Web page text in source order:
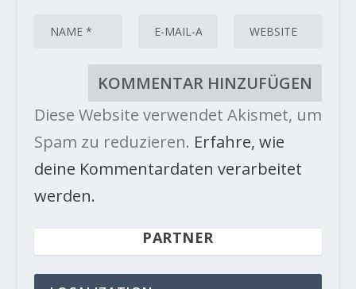
Diese Website verwendet Akismet, um
Spam zu reduzieren. Erfahre, wie
deine Kommentardaten verarbeitet
werden.
PARTNER